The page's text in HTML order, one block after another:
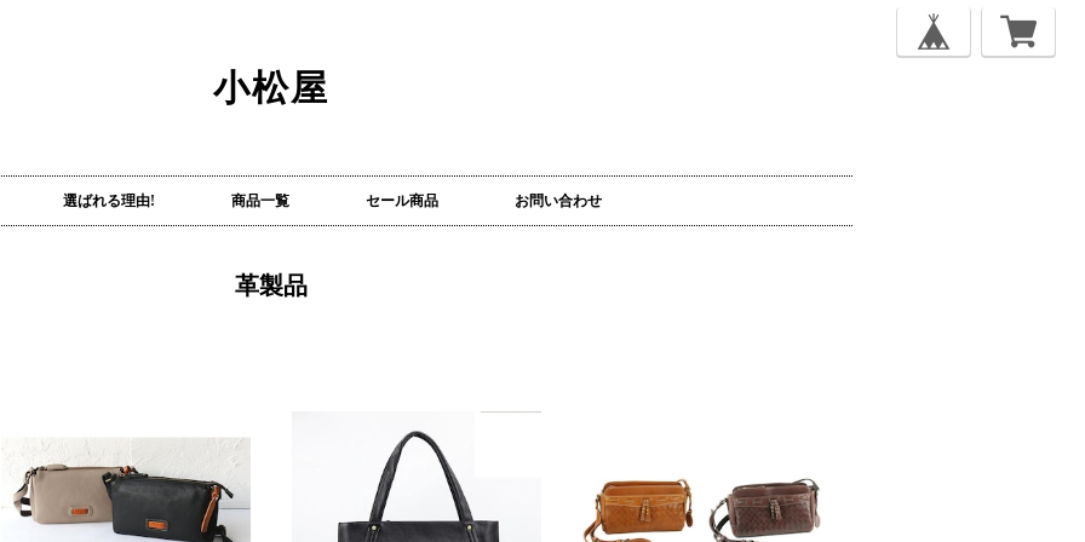
小松屋
選ばれる理由! 商品一覧 セール商品 お問い合わせ
革製品